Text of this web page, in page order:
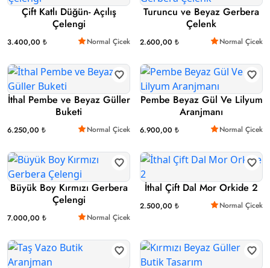
Çift Katlı Düğün- Açılış
Çelengi
3.400,00 ₺ Normal Çicek
Turuncu ve Beyaz Gerbera
Çelenk
2.600,00 ₺ Normal Çicek
İthal Pembe ve Beyaz Güller
Buketi
6.250,00 ₺ Normal Çicek
Pembe Beyaz Gül Ve Lilyum
Aranjmanı
6.900,00 ₺ Normal Çicek
Büyük Boy Kırmızı Gerbera
Çelengi
7.000,00 ₺ Normal Çicek
İthal Çift Dal Mor Orkide 2
2.500,00 ₺ Normal Çicek